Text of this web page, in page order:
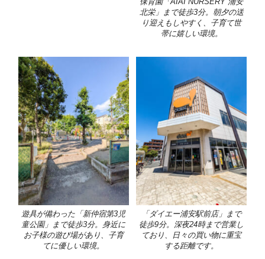
北栄」まで徒歩3分。朝夕の送
り迎えもしやすく、子育て世
帯に嬉しい環境。
遊具が備わった「新仲宿第3児
童公園」まで徒歩3分。身近に
お子様の遊び場があり、子育
てに優しい環境。
「ダイエー浦安駅前店」まで
徒歩9分。深夜24時まで営業し
ており、日々の買い物に重宝
する距離です。